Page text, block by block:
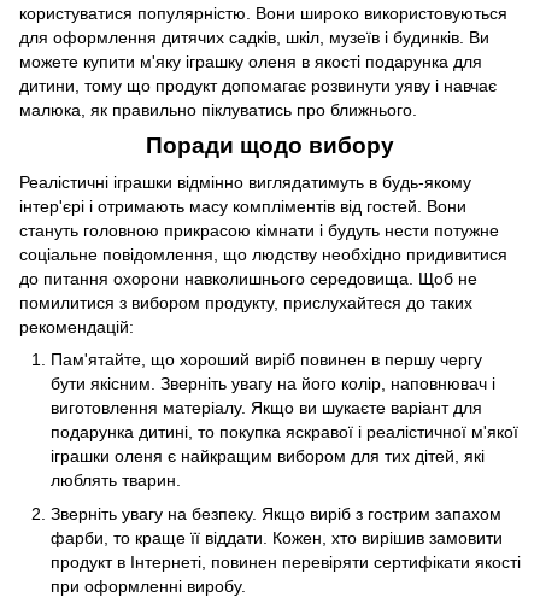
користуватися популярністю. Вони широко використовуються
для оформлення дитячих садків, шкіл, музеїв і будинків. Ви
можете купити м'яку іграшку оленя в якості подарунка для
дитини, тому що продукт допомагає розвинути уяву і навчає
малюка, як правильно піклуватись про ближнього.
Поради щодо вибору
Реалістичні іграшки відмінно виглядатимуть в будь-якому
інтер'єрі і отримають масу компліментів від гостей. Вони
стануть головною прикрасою кімнати і будуть нести потужне
соціальне повідомлення, що людству необхідно придивитися
до питання охорони навколишнього середовища. Щоб не
помилитися з вибором продукту, прислухайтеся до таких
рекомендацій:
Пам'ятайте, що хороший виріб повинен в першу чергу
бути якісним. Зверніть увагу на його колір, наповнювач і
виготовлення матеріалу. Якщо ви шукаєте варіант для
подарунка дитині, то покупка яскравої і реалістичної м'якої
іграшки оленя є найкращим вибором для тих дітей, які
люблять тварин.
Зверніть увагу на безпеку. Якщо виріб з гострим запахом
фарби, то краще її віддати. Кожен, хто вирішив замовити
продукт в Інтернеті, повинен перевіряти сертифікати якості
при оформленні виробу.